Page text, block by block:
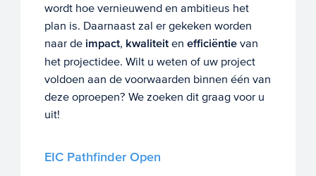
wordt hoe vernieuwend en ambitieus het
plan is. Daarnaast zal er gekeken worden
naar de impact, kwaliteiten efficiëntievan
het projectidee. Wilt u weten of uw project
voldoen aan de voorwaarden binnen één van
deze oproepen? We zoeken dit graag voor u
uit!
EIC Pathfinder Open